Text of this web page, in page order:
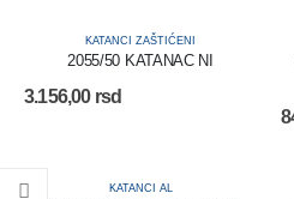
KATANCI ZAŠTIĆENI
2055/50 KATANAC NI
3.156,00 rsd
KATANCI AL